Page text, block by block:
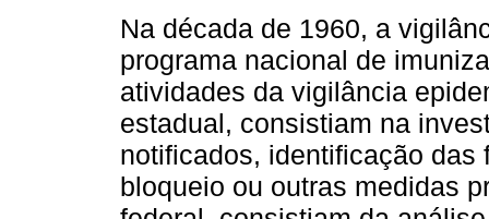
Na década de 1960, a
programa nacional de
atividades da vigilância
estadual, consistiam na
notificados, identificação
bloqueio ou outras medidas